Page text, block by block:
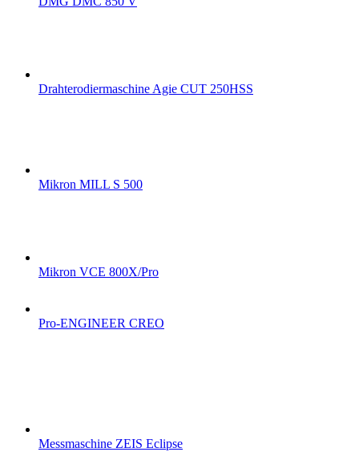
Drahterodiermaschine Agie CUT 250HSS
Mikron MILL S 500
Mikron VCE 800X/Pro
Pro-ENGINEER CREO
Messmaschine ZEIS Eclipse